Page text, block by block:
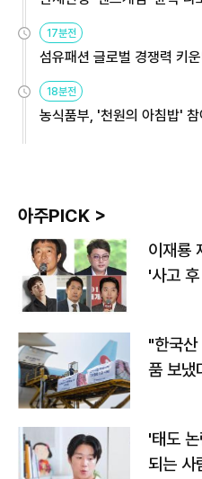
17분전
섬유패션 글로벌 경쟁력 키
18분전
농식품부, '천원의 아침밥'
아주PICK >
이재룡
'사고
"한국
품 보냈
'태도
되는 사